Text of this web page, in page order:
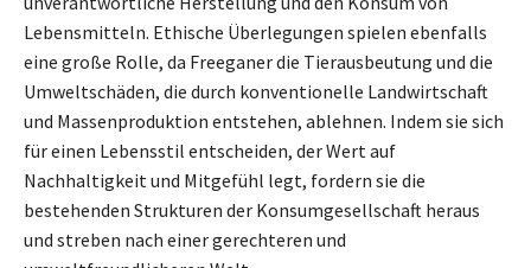
Lebensmitteln. Ethische Überlegungen spielen ebenfalls
eine große Rolle, da Freeganer die Tierausbeutung und die
Umweltschäden, die durch konventionelle Landwirtschaft
und Massenproduktion entstehen, ablehnen. Indem sie sich
für einen Lebensstil entscheiden, der Wert auf
Nachhaltigkeit und Mitgefühl legt, fordern sie die
bestehenden Strukturen der Konsumgesellschaft heraus
und streben nach einer gerechteren und